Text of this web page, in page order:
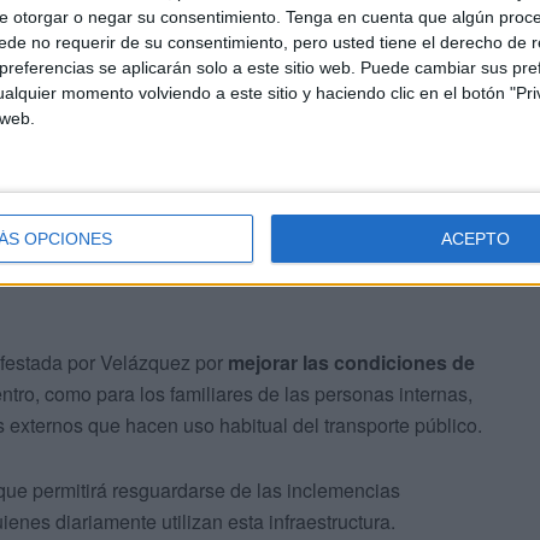
otorgar o negar su consentimiento. Tenga en cuenta que algún
no requerir de su consentimiento, pero usted tiene el derecho de
se aplicarán solo a este sitio web. Puede cambiar sus
momento volviendo a este sitio y haciendo clic en el botón
OPCIONES ACEPTO
marquesina, por parte de los técnicos de Obimace, a
El lunes finalizarán los trabajos con la colocación
por Velázquez por mejorar las condiciones de
como para los familiares de las personas internas,
que hacen uso habitual del transporte público.
permitirá resguardarse de las inclemencias
diariamente utilizan esta infraestructura.